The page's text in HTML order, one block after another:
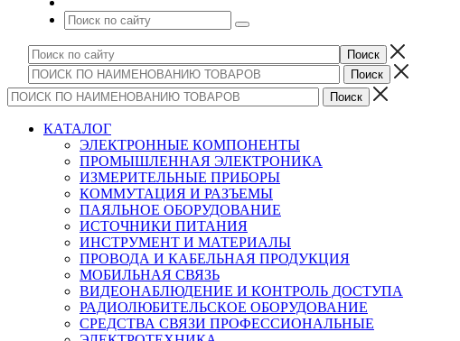
КАТАЛОГ
ЭЛЕКТРОННЫЕ КОМПОНЕНТЫ
ПРОМЫШЛЕННАЯ ЭЛЕКТРОНИКА
ИЗМЕРИТЕЛЬНЫЕ ПРИБОРЫ
КОММУТАЦИЯ И РАЗЪЕМЫ
ПАЯЛЬНОЕ ОБОРУДОВАНИЕ
ИСТОЧНИКИ ПИТАНИЯ
ИНСТРУМЕНТ И МАТЕРИАЛЫ
ПРОВОДА И КАБЕЛЬНАЯ ПРОДУКЦИЯ
МОБИЛЬНАЯ СВЯЗЬ
ВИДЕОНАБЛЮДЕНИЕ И КОНТРОЛЬ ДОСТУПА
РАДИОЛЮБИТЕЛЬСКОЕ ОБОРУДОВАНИЕ
СРЕДСТВА СВЯЗИ ПРОФЕССИОНАЛЬНЫЕ